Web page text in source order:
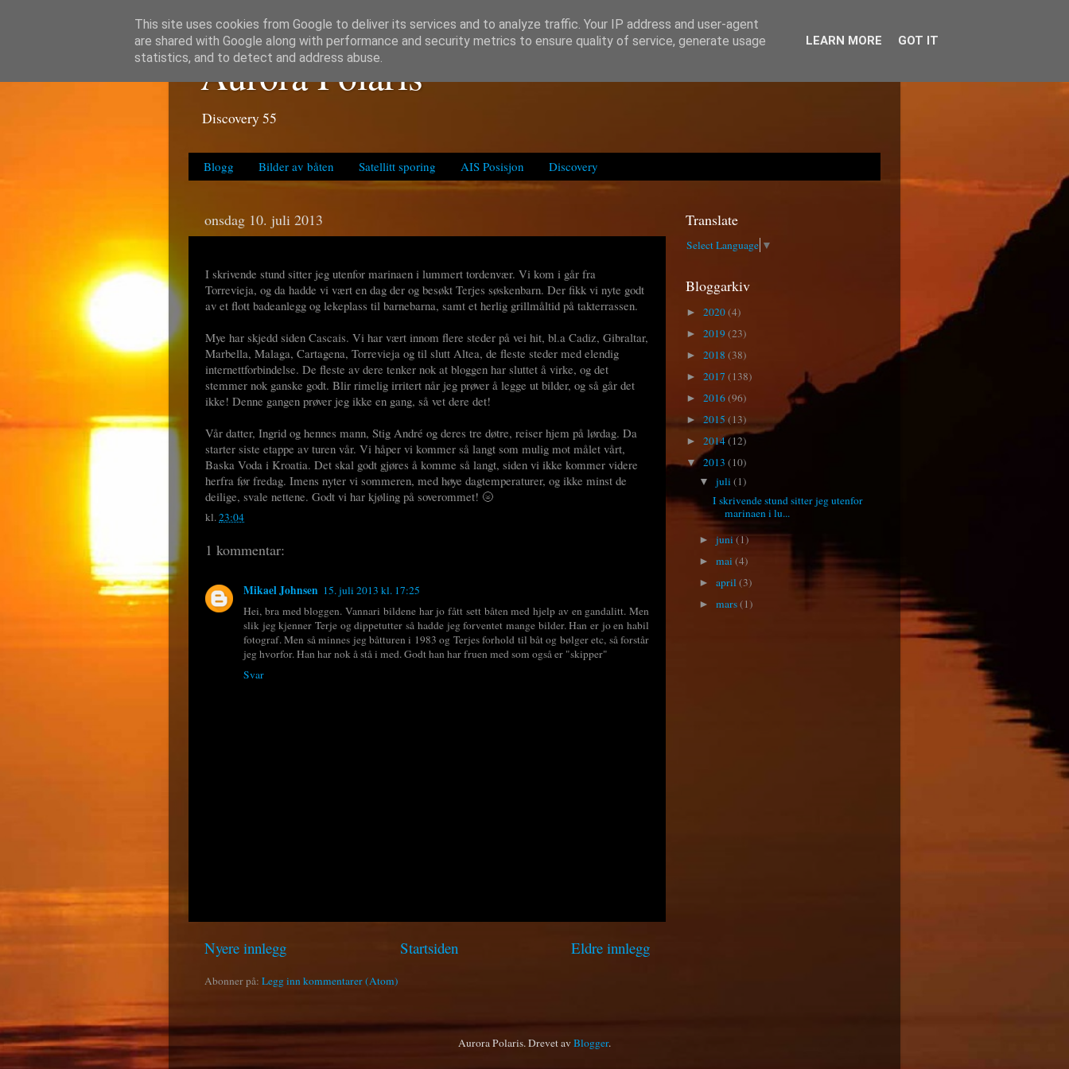
Aurora Polaris
Discovery 55
Blogg Bilder av båten Satellitt sporing AIS Posisjon Discovery
onsdag 10. juli 2013
I skrivende stund sitter jeg utenfor marinaen i lummert tordenvær. Vi kom i går fra
Torrevieja, og da hadde vi vært en dag der og besøkt Terjes søskenbarn. Der fikk vi nyte godt
av et flott badeanlegg og lekeplass til barnebarna, samt et herlig grillmåltid på takterrassen.
Mye har skjedd siden Cascais. Vi har vært innom flere steder på vei hit, bl.a Cadiz, Gibraltar,
Marbella, Malaga, Cartagena, Torrevieja og til slutt Altea, de fleste steder med elendig
internettforbindelse. De fleste av dere tenker nok at bloggen har sluttet å virke, og det
stemmer nok ganske godt. Blir rimelig irritert når jeg prøver å legge ut bilder, og så går det
ikke! Denne gangen prøver jeg ikke en gang, så vet dere det!
Vår datter, Ingrid og hennes mann, Stig André og deres tre døtre, reiser hjem på lørdag. Da
starter siste etappe av turen vår. Vi håper vi kommer så langt som mulig mot målet vårt,
Baska Voda i Kroatia. Det skal godt gjøres å komme så langt, siden vi ikke kommer videre
herfra før fredag. Imens nyter vi sommeren, med høye dagtemperaturer, og ikke minst de
deilige, svale nettene. Godt vi har kjøling på soverommet! 🌝
kl.23:04
1 kommentar:
Mikael Johnsen 15. juli 2013 kl. 17:25
Hei, bra med bloggen. Vannari bildene har jo fått sett båten med hjelp av en gandalitt. Men
slik jeg kjenner Terje og dippetutter så hadde jeg forventet mange bilder. Han er jo en habil
fotograf. Men så minnes jeg båtturen i 1983 og Terjes forhold til båt og bølger etc, så forstår
jeg hvorfor. Han har nok å stå i med. Godt han har fruen med som også er "skipper"
Svar
Nyere innlegg Eldre innlegg
Startsiden
Abonner på: Legg inn kommentarer (Atom)
Translate
Select Language ▼
Bloggarkiv
► 2020(4)
► 2019(23)
► 2018 (38)
► 2017 (138)
► 2016(96)
► 2015 (13)
► 2014(12)
▼ 2013 (10)
▼juli(1)
I skrivende stund sitter jeg utenfor
marinaen i lu...
►juni(1)
►mai(4)
►april(3)
►mars(1)
Aurora Polaris. Drevet avBlogger.
This site uses cookies from Google to deliver its services and to analyze traffic. Your IP address and user-agent
are shared with Google along with performance and security metrics to ensure quality of service, generate usage
statistics, and to detect and address abuse.
LEARN MORE GOT IT